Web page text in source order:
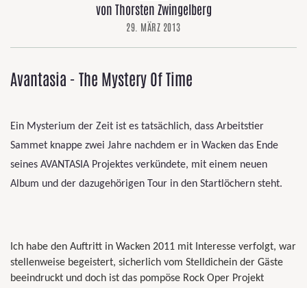
von Thorsten Zwingelberg
29. MÄRZ 2013
Avantasia - The Mystery Of Time
Ein Mysterium der Zeit ist es tatsächlich, dass Arbeitstier
Sammet knappe zwei Jahre nachdem er in Wacken das Ende
seines AVANTASIA Projektes verkündete, mit einem neuen
Album und der dazugehörigen Tour in den Startlöchern steht.
Ich habe den Auftritt in Wacken 2011 mit Interesse verfolgt, war
stellenweise begeistert, sicherlich vom Stelldichein der Gäste
beeindruckt und doch ist das pompöse Rock Oper Projekt